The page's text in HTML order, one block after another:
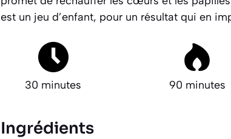
est un jeu d’enfant, pour un résultat qui en
30 minutes 90 minutes
Ingrédients